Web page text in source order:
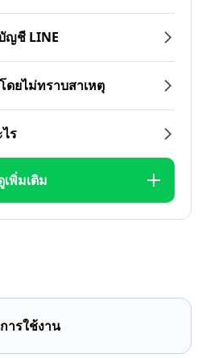
ญชี LINE
ดยไม่ทราบสาเหตุ
ร
เพิ่มเติม
รใช้งาน